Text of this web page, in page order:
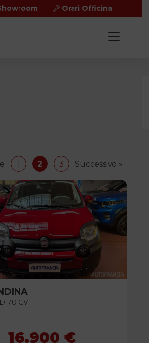
Orari Officina
1 2 3 Successivo »
70 CV
16.900 €